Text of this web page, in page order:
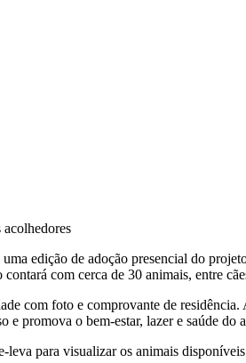
acolhedores
edição de adoção presencial do
com cerca de 30 animais, entre
com foto e comprovante de
promova o bem-estar, lazer e saúde do
para visualizar os animais